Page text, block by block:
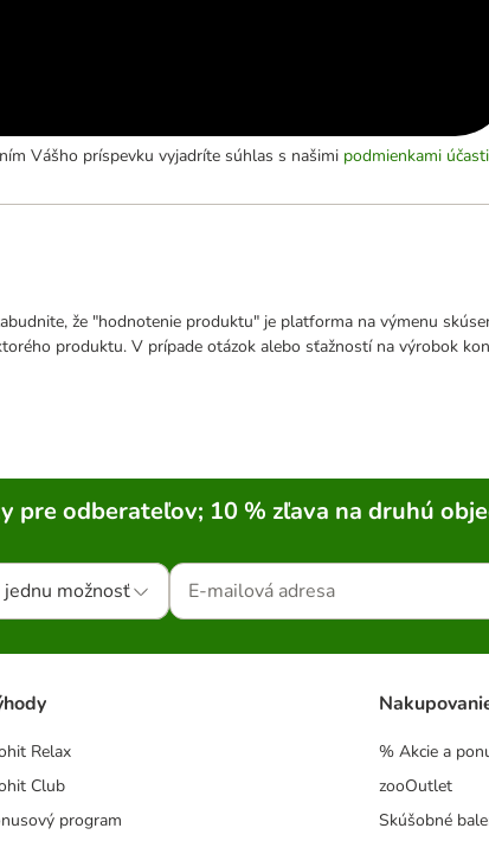
Vášho príspevku vyjadríte súhlas s našimi podmienkami účasti
že "hodnotenie produktu" je platforma na výmenu
produktu. V prípade otázok alebo sťažností na výrobok
pre odberateľov; 10 % zľava na druhú
možnosť
Relax
Club
program
% Akcie a
zooOutlet
Skúšobné